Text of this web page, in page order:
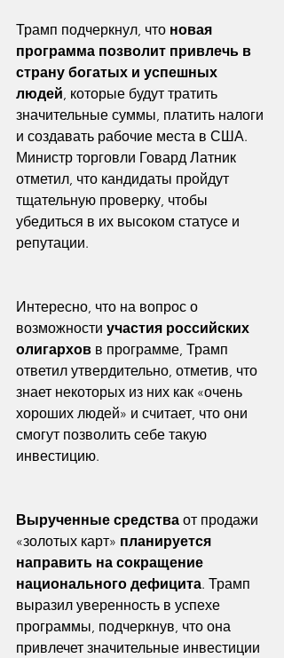
Трамп подчеркнул, что новая
программа позволит привлечь в
страну богатых и успешных
людей, которые будут тратить
значительные суммы, платить налоги
и создавать рабочие места в США.
Министр торговли Говард Латник
отметил, что кандидаты пройдут
тщательную проверку, чтобы
убедиться в их высоком статусе и
репутации.
Интересно, что на вопрос о
возможности участия российских
олигархов в программе, Трамп
ответил утвердительно, отметив, что
знает некоторых из них как «очень
хороших людей» и считает, что они
смогут позволить себе такую
инвестицию.
Вырученные средства от продажи
«золотых карт» планируется
направить на сокращение
национального дефицита. Трамп
выразил уверенность в успехе
программы, подчеркнув, что она
привлечет значительные инвестиции